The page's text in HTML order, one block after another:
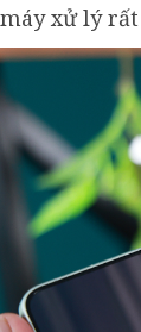
xử lý